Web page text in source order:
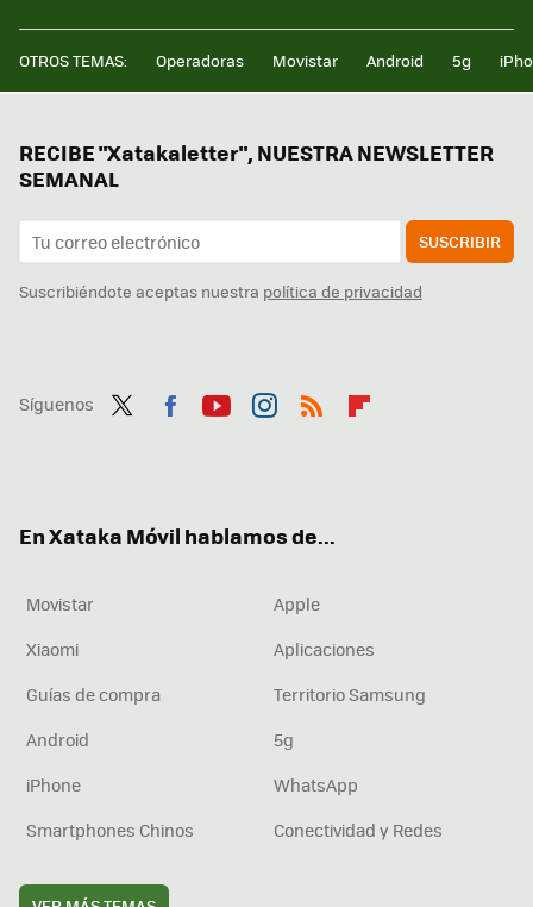
OTROS TEMAS: Operadoras Movistar Android 5g
RECIBE "Xatakaletter", NUESTRA NEWSLETTER
SEMANAL
SUSCRIBIR
Suscribiéndote aceptas nuestra política de privacidad
Síguenos
En Xataka Móvil hablamos de...
Movistar
Apple
Xiaomi
Aplicaciones
Guías de compra
Territorio Samsung
Android
5g
iPhone
WhatsApp
Smartphones Chinos
Conectividad y Redes